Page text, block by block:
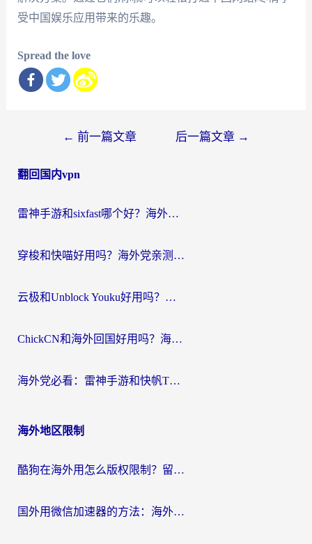
受中国娱乐应用带来的乐趣。
Spread the love
导
← 前一篇文章 后一篇文章 →
翻回国内vpn
雷神手游和sixfast哪个好？海外党亲测3款回国加速器，教你选对不踩坑
穿梭和快喵好用吗？海外党亲测：小众加速器对比+番茄加速器深度体验
云极和Unblock Youku好用吗？海外党亲测+2026回国加速器避坑指南
ChickCN和海外回国好用吗？海外党2026亲测：从手游到影音，选对加速器的3个关键
海外党必看：雷神手游和快帆TV版好用吗？3步选对回国加速器不踩坑
海外地区限制
酷狗在海外用怎么版权限制？留学生亲测：3步解决听国内音乐难题
国外用微信加速器的方法：海外党无缝连接国内生活的实用指南